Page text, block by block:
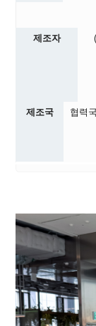
제조자
제조국
협력